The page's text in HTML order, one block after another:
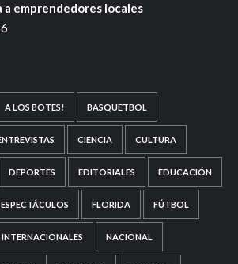
a emprendedores locales
A LOS BOTES! BASQUETBOL
CIENCIA CULTURA
DEPORTES EDITORIALES EDUCACIÓN
ESPECTÁCULOS FLORIDA FÚTBOL
INTERNACIONALES NACIONAL